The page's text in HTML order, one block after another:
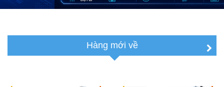
Hàng mới về